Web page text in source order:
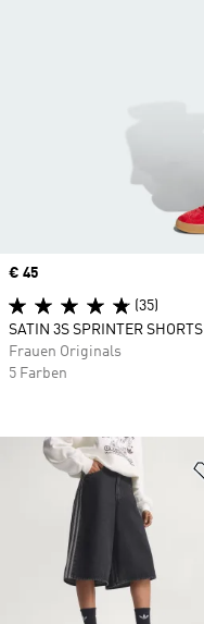
Price
€ 45
(35)
SATIN 3S SPRINTER SHORTS
Frauen Originals
5 Farben